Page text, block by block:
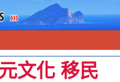
文化 移民